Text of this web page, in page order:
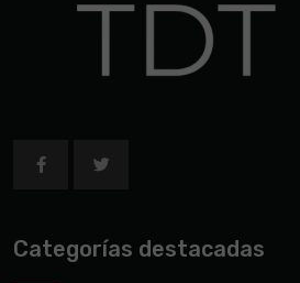
Categorías destacadas